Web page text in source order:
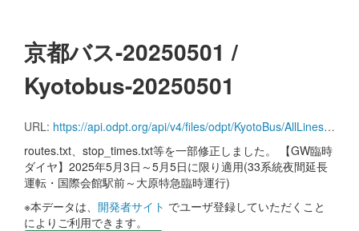
京都バス-20250501 /
Kyotobus-20250501
URL: https://api.odpt.org/api/v4/files/odpt/KyotoBus/AllLines.zip?date=20250501&acl:consumerKey=[アクセストークン/YOUR_ACCESS_TOKEN]
routes.txt、stop_times.txt等を一部修正しました。 【GW臨時
ダイヤ】2025年5月3日～5月5日に限り適用(33系統夜間延長
運転・国際会館駅前～大原特急臨時運行)
※本データは、 開発者サイト でユーザ登録していただくこと
によりご利用できます。